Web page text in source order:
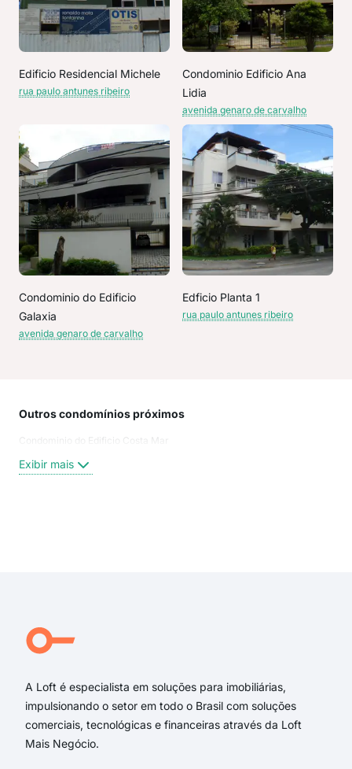
Edificio Residencial Michele
rua paulo antunes ribeiro
Condominio Edificio Ana
Lidia
avenida genaro de carvalho
Condominio do Edificio
Galaxia
avenida genaro de carvalho
Edficio Planta 1
rua paulo antunes ribeiro
Outros condomínios próximos
Condominio do Edificio Costa Mar
Exibir mais
A Loft é especialista em soluções para imobiliárias,
impulsionando o setor em todo o Brasil com soluções
comerciais, tecnológicas e financeiras através da Loft
Mais Negócio.